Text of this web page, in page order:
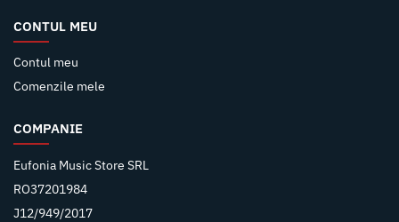
CONTUL MEU
Contul meu
Comenzile mele
COMPANIE
Eufonia Music Store SRL
RO37201984
J12/949/2017